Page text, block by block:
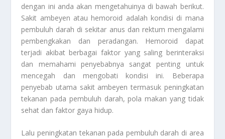
dengan ini anda akan mengetahuinya di bawah berikut.
Sakit ambeyen atau hemoroid adalah kondisi di mana
pembuluh darah di sekitar anus dan rektum mengalami
pembengkakan dan peradangan. Hemoroid dapat
terjadi akibat berbagai faktor yang saling berinteraksi
dan memahami penyebabnya sangat penting untuk
mencegah dan mengobati kondisi ini. Beberapa
penyebab utama sakit ambeyen termasuk peningkatan
tekanan pada pembuluh darah, pola makan yang tidak
sehat dan faktor gaya hidup.
Lalu peningkatan tekanan pada pembuluh darah di area